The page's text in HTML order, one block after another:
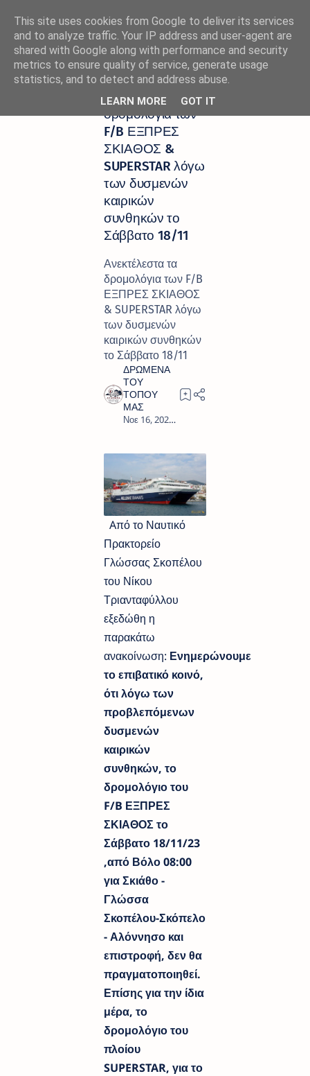
Αρχική σελίδα ΑΚΤΟΠΛΟΙΑ
Ανεκτέλεστα τα
δρομολόγια των
F/B ΕΞΠΡΕΣ
ΣΚΙΑΘΟΣ &
SUPERSTAR λόγω
των δυσμενών
καιρικών
συνθηκών το
Σάββατο 18/11
Ανεκτέλεστα τα
δρομολόγια των F/B
ΕΞΠΡΕΣ ΣΚΙΑΘΟΣ
& SUPERSTAR λόγω
των δυσμενών
καιρικών συνθηκών
το Σάββατο 18/11
Aπό το Ναυτικό
Πρακτορείο
Γλώσσας Σκοπέλου
του Νίκου
Τριανταφύλλου
εξεδώθη η
παρακάτω
ανακοίνωση: Ενημερώνουμε
το επιβατικό κοινό,
ότι λόγω των
προβλεπόμενων
δυσμενών
καιρικών
συνθηκών, το
δρομολόγιο του
F/B ΕΞΠΡΕΣ
ΣΚΙΑΘΟΣ το
Σάββατο 18/11/23
,από Βόλο 08:00
για Σκιάθο -
Γλώσσα
Σκοπέλου-Σκόπελο
- Αλόννησο και
επιστροφή, δεν θα
πραγματοποιηθεί.
Επίσης για την ίδια
μέρα, το
δρομολόγιο του
πλοίου
SUPERSTAR, για το
This site uses cookies from Google to deliver its services
and to analyze traffic. Your IP address and user-agent are
shared with Google along with performance and security
metrics to ensure quality of service, generate usage
statistics, and to detect and address abuse.
LEARN MORE GOT IT